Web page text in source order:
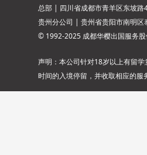
总部 | 四川省成都市青羊区东坡路
贵州分公司 | 贵州省贵阳市南明区
© 1992-2025 成都华樱出国服务
声明：本公司针对18岁以上有留
时间的入境停留，并收取相应的